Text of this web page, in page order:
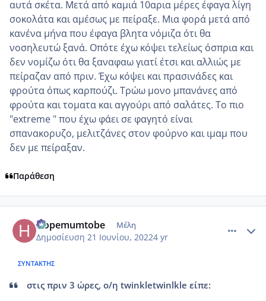
αυτά σκέτα. Μετά από καμιά 10αρια μέρες έφαγα λίγη
σοκολάτα και αμέσως με πείραξε. Μια φορά μετά από
κανένα μήνα που έφαγα βλητα νόμιζα ότι θα
νοσηλευτώ ξανά. Οπότε έχω κόψει τελείως όσπρια και
δεν νομίζω ότι θα ξαναφαω γιατί έτσι και αλλιώς με
πείραζαν από πριν. Έχω κόψει και πρασινάδες και
φρούτα όπως καρπούζι. Τρώω μονο μπανάνες από
φρούτα και τοματα και αγγούρι από σαλάτες. Το πιο
"extreme " που έχω φάει σε φαγητό είναι
σπανακορυζο, μελιτζάνες στον φούρνο και ιμαμ που
δεν με πείραξαν.
Παράθεση
Hopemumtobe Μέλη
Δημοσίευση 21 Ιουνίου, 20224 yr
ΣΥΝΤΆΚΤΗΣ
στις πριν 3 ώρες, ο/η twinkletwinlkle είπε: